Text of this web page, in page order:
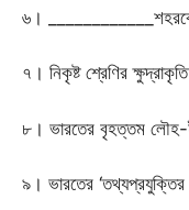
৬। ____________শহরকে
৭। নিকৃষ্ট শ্রেণির
৮। ভারতের বৃহত্তম লৌহ-
৯। ভারতের